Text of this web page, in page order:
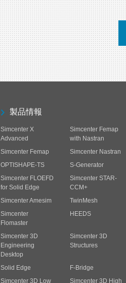
製品情報
Simcenter X
Advanced
Simcenter Femap
with Nastran
Simcenter Femap
Simcenter Nastran
OPTISHAPE-TS
S-Generator
Simcenter FLOEFD
for Solid Edge
Simcenter STAR-
CCM+
Simcenter Amesim
TwinMesh
Simcenter
Flomaster
HEEDS
Simcenter 3D
Engineering
Desktop
Simcenter 3D
Structures
Solid Edge
F-Bridge
Simcenter 3D Low
Simcenter 3D High